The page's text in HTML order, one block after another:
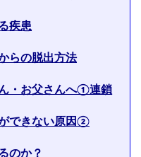
疾患
らの脱出方法
・お父さんへ①連鎖
できない原因②
のか？